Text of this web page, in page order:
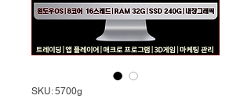
SKU: 5700g